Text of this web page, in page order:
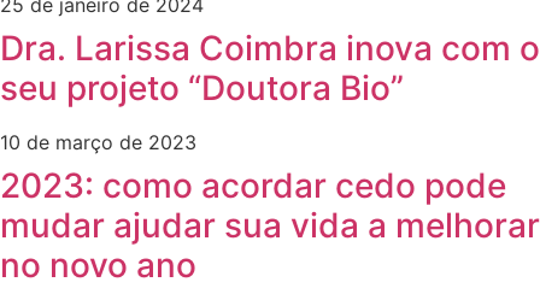
25 de janeiro de 2024
Dra. Larissa Coimbra inova com o
seu projeto “Doutora Bio”
10 de março de 2023
2023: como acordar cedo pode
mudar ajudar sua vida a melhorar
no novo ano